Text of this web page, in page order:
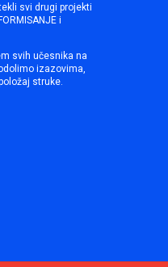
svi drugi projekti
i
svih učesnika na
izazovima,
struke.